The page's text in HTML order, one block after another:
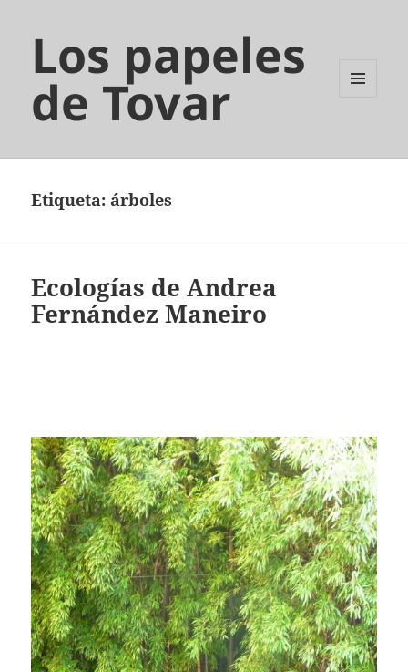
Los papeles
de Tovar
Etiqueta: árboles
Ecologías de Andrea
Fernández Maneiro